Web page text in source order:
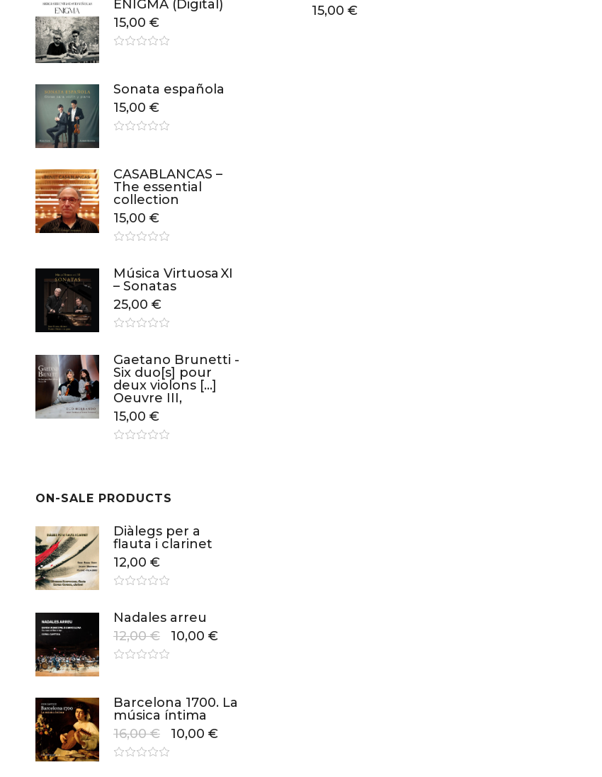
ENIGMA (Digital)
15,00 €
Sonata española
15,00 €
CASABLANCAS –
The essential
collection
15,00 €
Música Virtuosa XI
– Sonatas
25,00 €
Gaetano Brunetti -
Six duo[s] pour
deux violons […]
Oeuvre III,
15,00 €
ON-SALE PRODUCTS
Diàlegs per a
flauta i clarinet
12,00 €
Nadales arreu
12,00€ 10,00 €
Barcelona 1700. La
música íntima
16,00€ 10,00 €
15,00€